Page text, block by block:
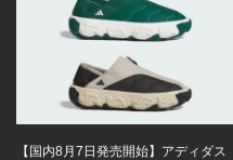
【国内8月7日発売開始】アディダス